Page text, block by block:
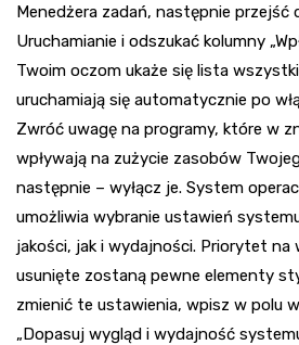
Menedżera zadań, następnie przejść
Uruchamianie i odszukać kolumny
Twoim oczom ukaże się lista
uruchamiają się automatycznie po
Zwróć uwagę na programy, które w
wpływają na zużycie zasobów
następnie – wyłącz je. System
umożliwia wybranie ustawień
jakości, jak i wydajności. Priorytet na
usunięte zostaną pewne elementy
zmienić te ustawienia, wpisz w polu
„Dopasuj wygląd i wydajność